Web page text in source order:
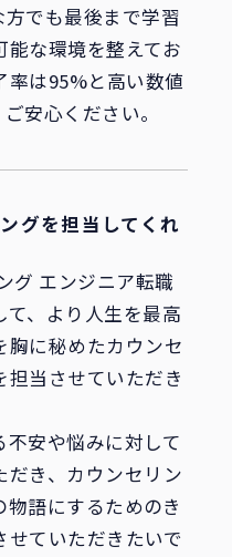
でも最後まで学習
な環境を整えてお
率は95%と高い数値
安心ください。
グを担当してくれ
グ エンジニア転職
、より人生を最高
胸に秘めたカウンセ
担当させていただき
安や悩みに対して
だき、カウンセリン
語にするためのき
せていただきたいで